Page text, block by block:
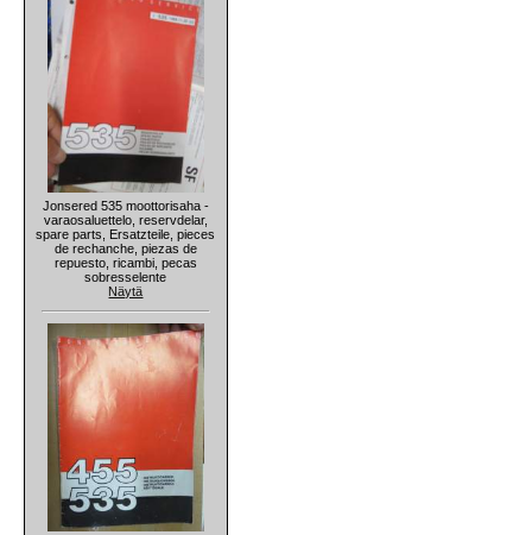
Jonsered 535 moottorisaha -
varaosaluettelo, reservdelar,
spare parts, Ersatzteile, pieces
de rechanche, piezas de
repuesto, ricambi, pecas
sobresselente
Näytä